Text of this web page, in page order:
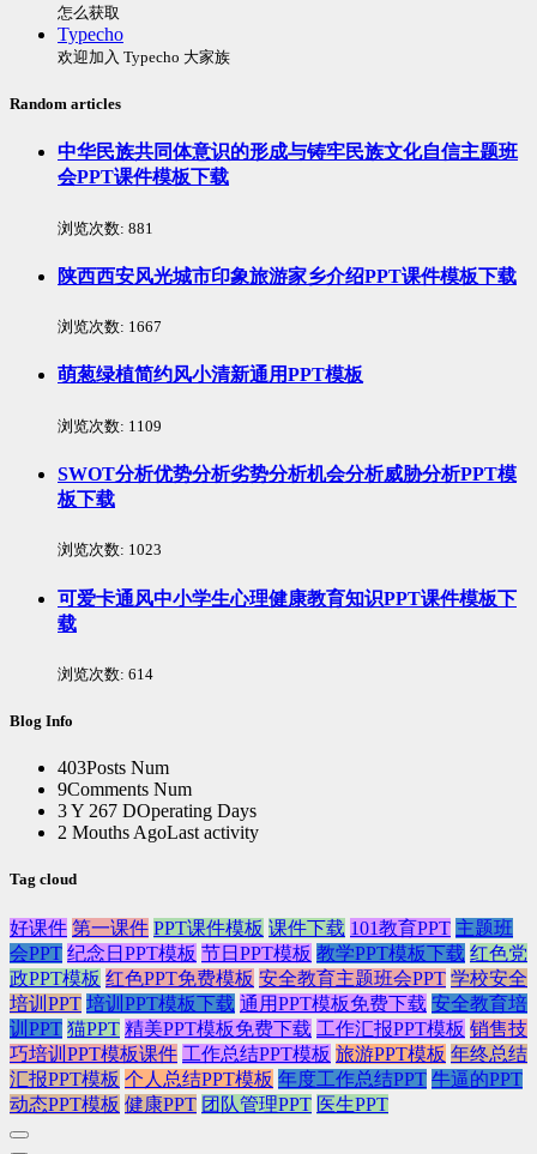
怎么获取
Typecho
欢迎加入 Typecho 大家族
Random articles
中华民族共同体意识的形成与铸牢民族文化自信主题班
会PPT课件模板下载
浏览次数: 881
陕西西安风光城市印象旅游家乡介绍PPT课件模板下载
浏览次数: 1667
萌葱绿植简约风小清新通用PPT模板
浏览次数: 1109
SWOT分析优势分析劣势分析机会分析威胁分析PPT模
板下载
浏览次数: 1023
可爱卡通风中小学生心理健康教育知识PPT课件模板下
载
浏览次数: 614
Blog Info
403Posts Num
9Comments Num
3 Y 267 DOperating Days
2 Mouths AgoLast activity
Tag cloud
好课件 第一课件 PPT课件模板 课件下载 101教育PPT 主题班
会PPT 纪念日PPT模板 节日PPT模板 教学PPT模板下载 红色党
政PPT模板 红色PPT免费模板 安全教育主题班会PPT 学校安全
培训PPT 培训PPT模板下载 通用PPT模板免费下载 安全教育培
训PPT 猫PPT 精美PPT模板免费下载 工作汇报PPT模板 销售技
巧培训PPT模板课件 工作总结PPT模板 旅游PPT模板 年终总结
汇报PPT模板 个人总结PPT模板 年度工作总结PPT 牛逼的PPT
动态PPT模板 健康PPT 团队管理PPT 医生PPT